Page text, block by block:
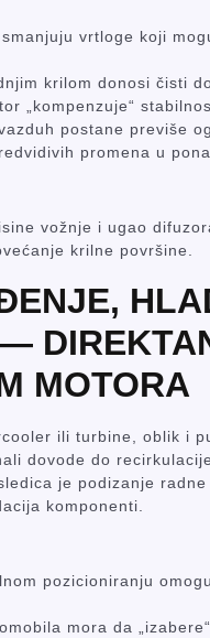
vrtloge koji
krilom donosi čisti
„kompenzuje“
postane previše
promena u
vožnje i ugao
krilne površine.
MOTORA
ili turbine, oblik i
dovode do
je podizanje
komponenti.
pozicioniranju
mora da